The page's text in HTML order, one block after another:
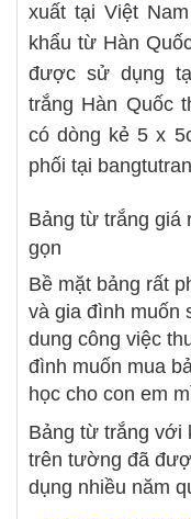
xuất tại Việt
khẩu từ Hàn
được sử dụng
trắng Hàn Quốc
có dòng kẻ 5 x
phối tại
Bảng từ trắng giá
gọn
Bề mặt bảng rất
và gia đình muốn
dung công việc
đình muốn mua
học cho con em
Bảng từ trắng với
trên tường đã
dụng nhiều năm